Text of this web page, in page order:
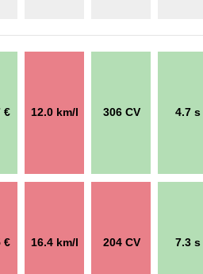
€ 12.0 km/l 306 CV 4.7 s
€ 16.4 km/l 204 CV 7.3 s